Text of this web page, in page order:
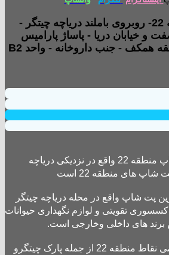
آدرس: تهران - منطقه 22- روبروی باملند دریاچه چیتگر -
و خیابان دریا - پاساژ پارامیس
پت شاپ نینی پت پت شاپ منطقه 22 واقع در نزدیکی دریاچه
های منطقه 22 است
پت شاپ واقع در محله دریاچه چیتگر
تقویتی و لوازم نگهداری حیوانات
برند های داخلی وخارجی است.
پت شاپ نینی پت به تمامی نقاط منطقه 22 از جمله پارک چیتگرو